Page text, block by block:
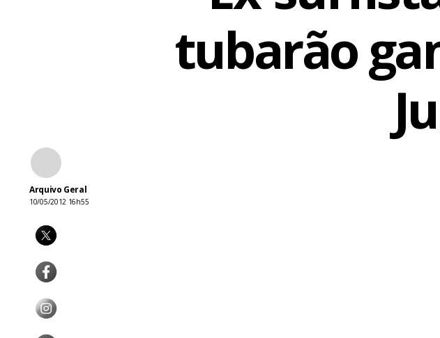
Angela Lacerda
tubarão
Arquivo Geral
10/05/2012 16h55